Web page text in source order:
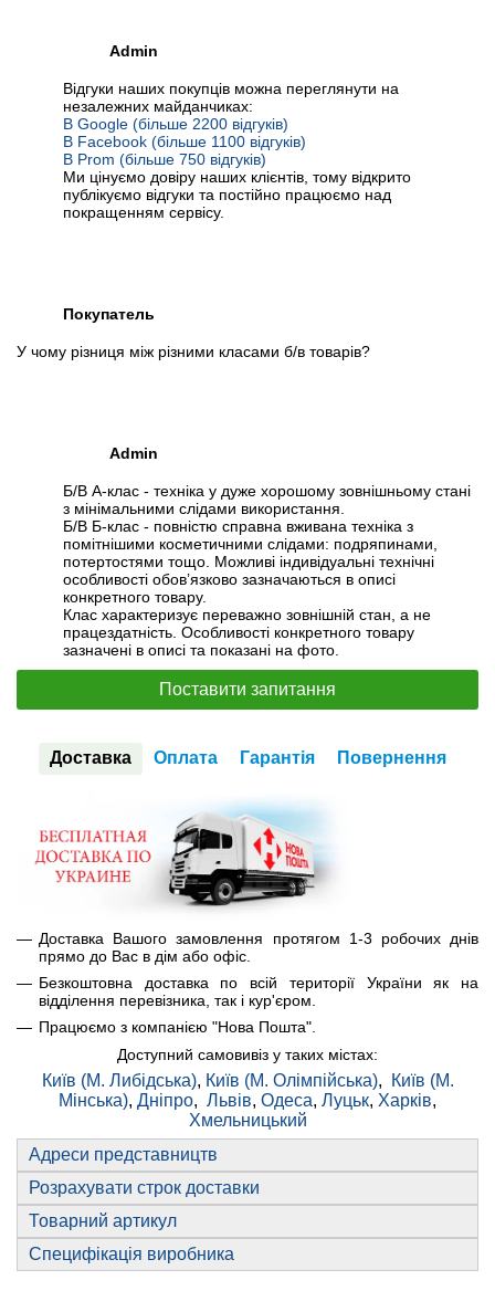
Admin
Відгуки наших покупців можна переглянути на
незалежних майданчиках:
В Google (більше 2200 відгуків)
В Facebook (більше 1100 відгуків)
В Prom (більше 750 відгуків)
Ми цінуємо довіру наших клієнтів, тому відкрито
публікуємо відгуки та постійно працюємо над
покращенням сервісу.
Покупатель
У чому різниця між різними класами б/в товарів?
Admin
Б/В А-клас - техніка у дуже хорошому зовнішньому стані
з мінімальними слідами використання.
Б/В Б-клас - повністю справна вживана техніка з
помітнішими косметичними слідами: подряпинами,
потертостями тощо. Можливі індивідуальні технічні
особливості обов’язково зазначаються в описі
конкретного товару.
Клас характеризує переважно зовнішній стан, а не
працездатність. Особливості конкретного товару
зазначені в описі та показані на фото.
Поставити запитання
Доставка Оплата Гарантія Повернення
Доставка Вашого замовлення протягом 1-3 робочих днів
прямо до Вас в дім або офіс.
Безкоштовна доставка по всій території України як на
відділення перевізника, так і кур'єром.
Працюємо з компанією "Нова Пошта".
Доступний самовивіз у таких містах:
Київ (М. Либідська), Київ (М. Олімпійська),
Київ (М.
Мінська), Дніпро, Львів, Одеса, Луцьк, Харків,
Хмельницький
Адреси представництв
Розрахувати строк доставки
Товарний артикул
Специфікація виробника